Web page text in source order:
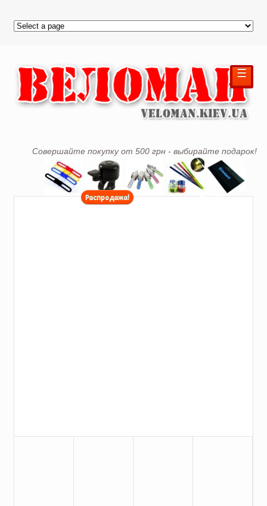
Совершайте покупку от 500 грн - выбирайте подарок!
☰
Распродажа! 199 грн.